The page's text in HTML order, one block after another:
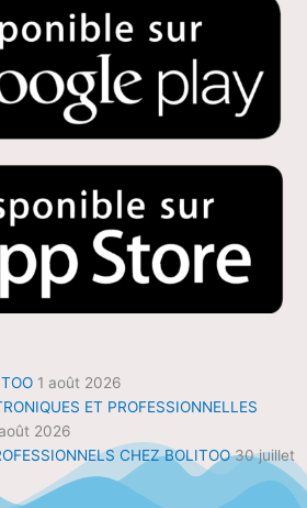
1 août 2026
ET PROFESSIONNELLES
2026
CHEZ BOLITOO 30 juillet